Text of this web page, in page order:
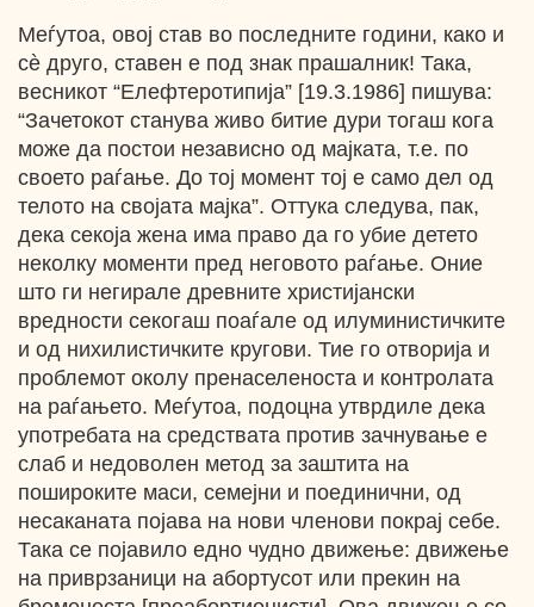
Меѓутоа, овој став во последните години, како и
cѐ друго, ставен е под знак прашалник! Така,
весникот “Елефтеротипија” [19.3.1986] пишува:
“Зачетокот станува живо битие дури тогаш кога
може да постои независно од мајката, т.е. по
своето раѓање. До тој момент тој е само дел од
телото на својата мајка”. Оттука следува, пак,
дека секоја жена има право да го убие детето
неколку моменти пред неговото раѓање. Оние
што ги негирале древните христијански
вредности секогаш поаѓале од илуминистичките
и од нихилистичките кругови. Тие го отворија и
проблемот околу пренаселеноста и контролата
на раѓањето. Меѓутоа, подоцна утврдиле дека
употребата на средствата против зачнување е
слаб и недоволен метод за заштита на
пошироките маси, семејни и поединични, од
несаканата појава на нови членови покрај себе.
Така се појавило едно чудно движење: движење
на приврзаници на абортусот или прекин на